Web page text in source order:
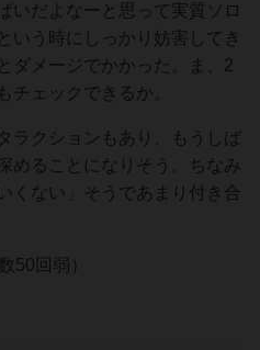
いだよなーと思って実質ソロ
いう時にしっかり妨害してき
ダメージでかかった。ま、2
チェックできるか。
ラクションもあり、もうしば
めることになりそう。ちなみ
くない」そうであまり付き合
50回弱）